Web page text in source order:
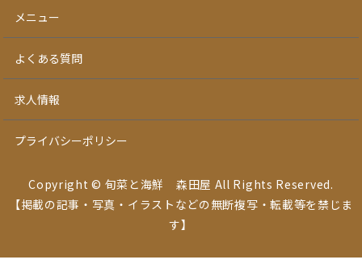
メニュー
よくある質問
求人情報
プライバシーポリシー
Copyright © 旬菜と海鮮 森田屋 All Rights Reserved.
【掲載の記事・写真・イラストなどの無断複写・転載等を禁じま
す】